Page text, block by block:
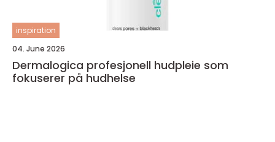
inspiration
04. June 2026
Dermalogica profesjonell hudpleie som
fokuserer på hudhelse